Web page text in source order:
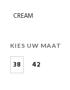
CREAM
KIES UW MAAT
38 42